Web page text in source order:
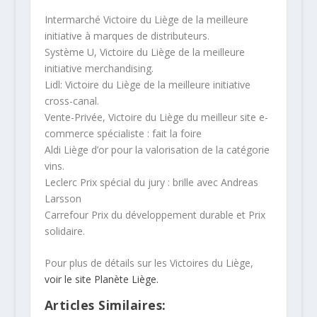
Intermarché Victoire du Liège de la meilleure
initiative à marques de distributeurs.
Système U, Victoire du Liège de la meilleure
initiative merchandising.
Lidl: Victoire du Liège de la meilleure initiative
cross-canal.
Vente-Privée, Victoire du Liège du meilleur site e-
commerce spécialiste : fait la foire
Aldi Liège d’or pour la valorisation de la catégorie
vins.
Leclerc Prix spécial du jury : brille avec Andreas
Larsson
Carrefour Prix du développement durable et Prix
solidaire.
Pour plus de détails sur les Victoires du Liège,
voir le site Planète Liège.
Articles Similaires: